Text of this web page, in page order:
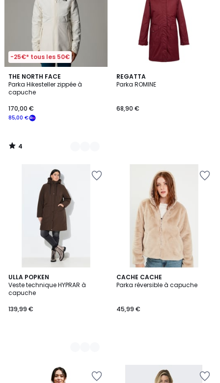
-25€* tous les 50€
THE NORTH FACE
Parka Hikesteller zippée à
capuche
85,00 €
170,00 €
4
/
5
2
Couleurs
4
/
REGATTA
Parka ROMINE
68,90 €
ULLA POPKEN
Veste technique HYPRAR à
capuche
139,99 €
3
Couleurs
CACHE CACHE
Parka réversible à capuche
45,99 €